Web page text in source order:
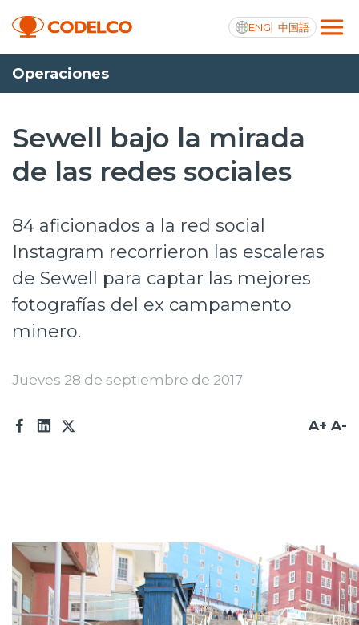
ENG 中国語
Transparencia activa
Nosotros
Proyectos
Sustentabilidad
Innovación
Prensa
Acceso trabajadores/as
Operaciones
Sewell bajo la mirada
de las redes sociales
84 aficionados a la red social
Instagram recorrieron las escaleras
de Sewell para captar las mejores
fotografías del ex campamento
minero.
Jueves 28 de septiembre de 2017
A+ A-